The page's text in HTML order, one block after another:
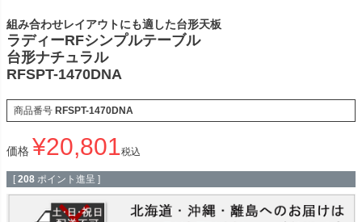
組み合わせレイアウトにも適した台形天板
ラディーRFシンプルテーブル
台形ナチュラル
RFSPT-1470DNA
商品番号 RFSPT-1470DNA
価格 ¥20,801税込
[ 208 ポイント進呈 ]